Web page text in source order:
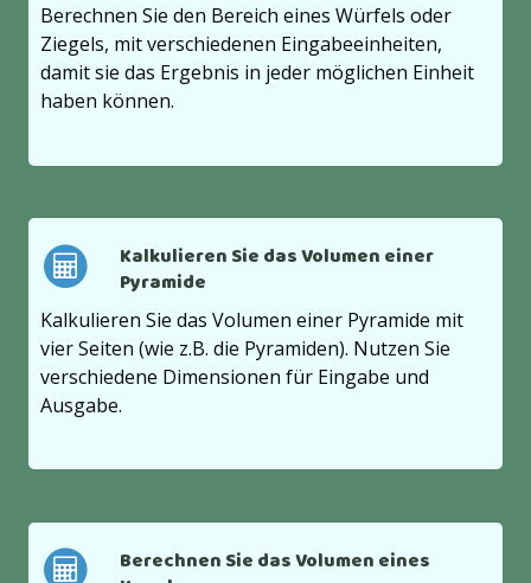
Berechnen Sie den Bereich eines Würfels oder
Ziegels, mit verschiedenen Eingabeeinheiten,
damit sie das Ergebnis in jeder möglichen Einheit
haben können.
Kalkulieren Sie das Volumen einer
Pyramide
Kalkulieren Sie das Volumen einer Pyramide mit
vier Seiten (wie z.B. die Pyramiden). Nutzen Sie
verschiedene Dimensionen für Eingabe und
Ausgabe.
Berechnen Sie das Volumen eines